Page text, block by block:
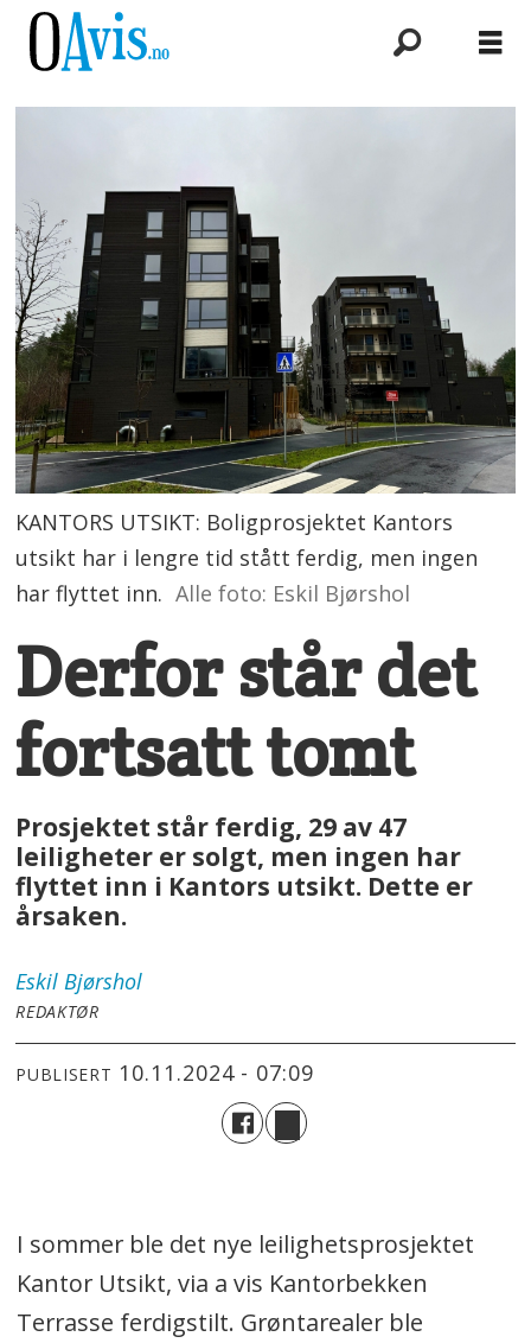
KANTORS UTSIKT: Boligprosjektet Kantors
utsikt har i lengre tid stått ferdig, men ingen
har flyttet inn. Alle foto: Eskil Bjørshol
Derfor står det
fortsatt tomt
Prosjektet står ferdig, 29 av 47
leiligheter er solgt, men ingen har
flyttet inn i Kantors utsikt. Dette er
årsaken.
Eskil Bjørshol
REDAKTØR
PUBLISERT 10.11.2024 - 07:09
I sommer ble det nye leilighetsprosjektet
Kantor Utsikt, via a vis Kantorbekken
Terrasse ferdigstilt. Grøntarealer ble